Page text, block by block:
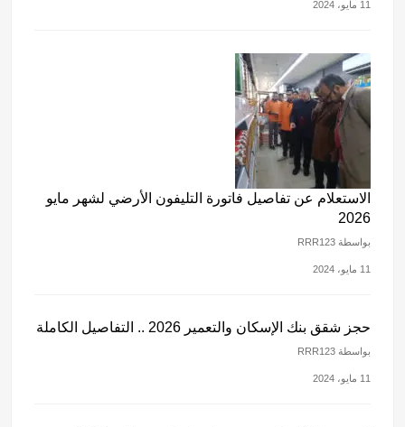
11 مايو، 2024
الاستعلام عن تفاصيل فاتورة التليفون الأرضي لشهر مايو
2026
بواسطة RRR123
11 مايو، 2024
حجز شقق بنك الإسكان والتعمير 2026 .. التفاصيل الكاملة
بواسطة RRR123
11 مايو، 2024